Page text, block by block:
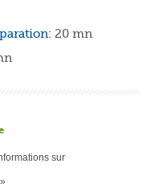
20 mn
sur